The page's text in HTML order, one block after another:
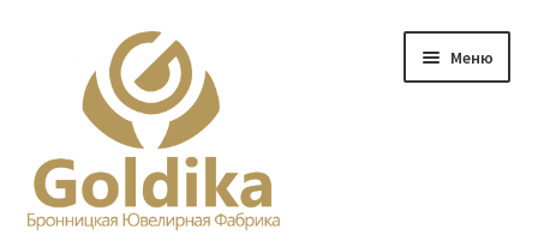
навигации
содержимому
Меню